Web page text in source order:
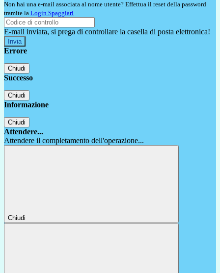
Non hai una e-mail associata al nome utente? Effettua il reset della password
tramite la Login Spaggiari
E-mail inviata, si prega di controllare la casella di posta elettronica!
Errore
Chiudi
Successo
Chiudi
Informazione
Chiudi
Attendere...
Attendere il completamento dell'operazione...
Chiudi